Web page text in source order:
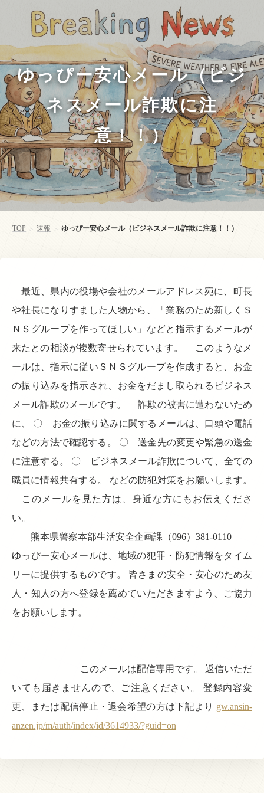
ゆっぴー安心メール（ビジ
ネスメール詐欺に注
意！！）
TOP > 速報 > ゆっぴー安心メール（ビジネスメール詐欺に注意！！）
最近、県内の役場や会社のメールアドレス宛に、町長
や社長になりすました人物から、「業務のため新しくＳ
ＮＳグループを作ってほしい」などと指示するメールが
来たとの相談が複数寄せられています。 このようなメ
ールは、指示に従いＳＮＳグループを作成すると、お金
の振り込みを指示され、お金をだまし取られるビジネス
メール詐欺のメールです。 詐欺の被害に遭わないため
に、 〇 お金の振り込みに関するメールは、口頭や電話
などの方法で確認する。 〇 送金先の変更や緊急の送金
に注意する。 〇 ビジネスメール詐欺について、全ての
職員に情報共有する。 などの防犯対策をお願いします。
このメールを見た方は、身近な方にもお伝えくださ
い。
熊本県警察本部生活安全企画課（096）381-0110
ゆっぴー安心メールは、地域の犯罪・防犯情報をタイム
リーに提供するものです。 皆さまの安全・安心のため友
人・知人の方へ登録を薦めていただきますよう、ご協力
をお願いします。
——————– このメールは配信専用です。 返信いただ
いても届きませんので、ご注意ください。 登録内容変
更、または配信停止・退会希望の方は下記より gw.ansin-
anzen.jp/m/auth/index/id/3614933/?guid=on